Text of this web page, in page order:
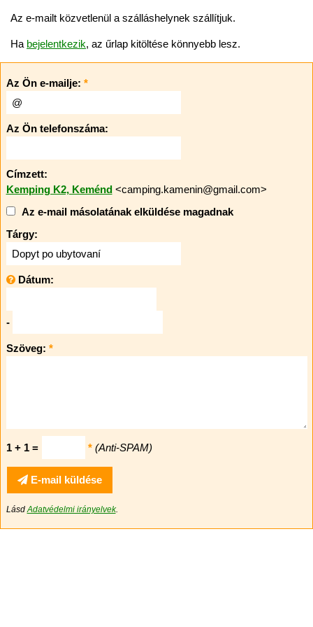
Az e-mailt közvetlenül a szálláshelynek szállítjuk.
Ha bejelentkezik, az űrlap kitöltése könnyebb lesz.
Az Ön e-mailje: *
Az Ön telefonszáma:
Címzett:
Kemping K2, Keménd<camping.kamenin@gmail.com>
Az e-mail másolatának elküldése magadnak
Tárgy:
Dátum:
-
Szöveg: *
1 + 1 = * (Anti-SPAM)
E-mail küldése
Lásd Adatvédelmi irányelvek.